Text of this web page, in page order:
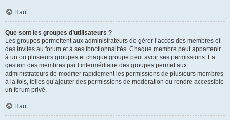
Haut
Que sont les groupes d’utilisateurs ?
Les groupes permettent aux administrateurs de gérer l’accès des membres et
des invités au forum et à ses fonctionnalités. Chaque membre peut appartenir
à un ou plusieurs groupes et chaque groupe peut avoir ses permissions. La
gestion des membres par l’intermédiaire des groupes permet aux
administrateurs de modifier rapidement les permissions de plusieurs membres
à la fois, telles qu’ajouter des permissions de modération ou rendre accessible
un forum privé.
Haut